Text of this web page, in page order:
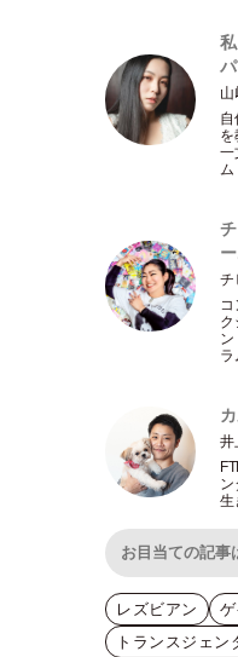
を
一
ム
チ
ラ
井
生
レズビアン
ゲ
トランスジェン